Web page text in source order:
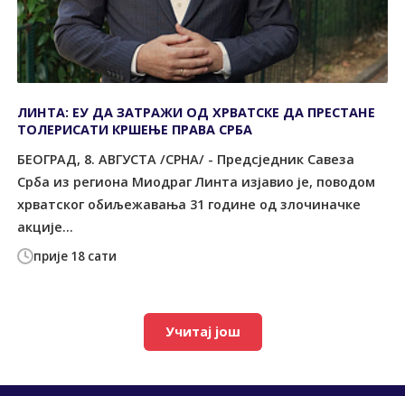
прије 18 сати
ЛИНТА: ЕУ ДА ЗАТРАЖИ ОД ХРВАТСКЕ ДА ПРЕСТАНЕ
ТОЛЕРИСАТИ КРШЕЊЕ ПРАВА СРБА
БЕОГРАД, 8. АВГУСТА /СРНА/ - Предсједник Савеза
Срба из региона Миодраг Линта изјавио је, поводом
хрватског обиљежавања 31 године од злочиначке
акције...
Учитај још